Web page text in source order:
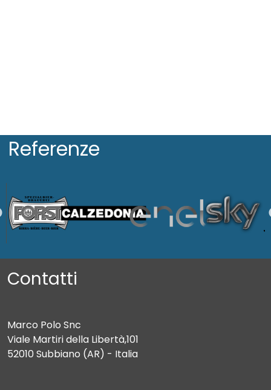
Referenze
Contatti
Marco Polo Snc
Viale Martiri della Libertà,101
52010 Subbiano (AR) - Italia